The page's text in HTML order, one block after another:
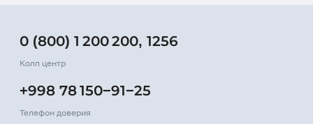
0 (800) 1 200 200, 1256
Колл центр
+998 78 150−91−25
Телефон доверия